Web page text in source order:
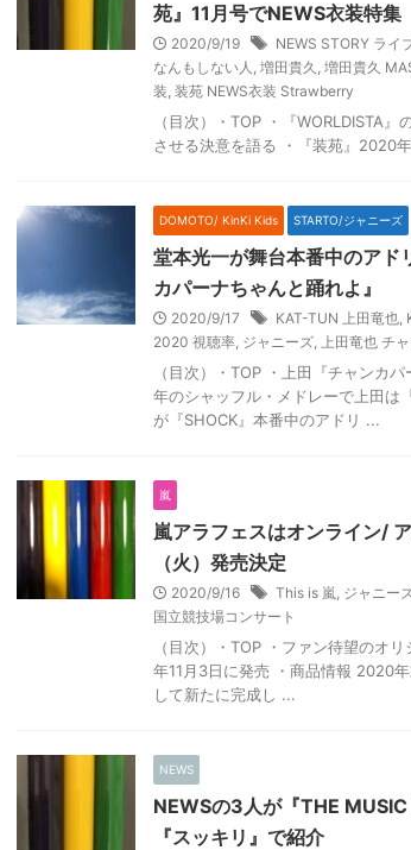
苑』11月号でNEWS衣装特集
2020/9/19 NEWS STORY ライ
なんもしない人 , 増田貴久 , 増田貴久
装, 装苑 NEWS衣装 Strawberry
（目次）・TOP ・『WORLDISTA
させる決意を語る ・『装苑』2020
DOMOTO/ KinKi Kids STARTO/ジャニーズ
堂本光一が舞台本番中のア
カパーナちゃんと踊れよ』
2020/9/17 KAT-TUN 上田竜也,
2020 視聴率, ジャニーズ, 上田竜也 チ
（目次）・TOP ・上田『チャンカ
年のシャッフル・メドレーで上田は
が『SHOCK』本番中のアドリ ...
嵐
嵐アラフェスはオンライン/
（火）発売決定
2020/9/16 This is 嵐, ジャニー
国立競技場コンサート
（目次）・TOP ・ファン待望のオ
年11月3日に発売 ・商品情報 2020
して新たに完成し ...
NEWS
NEWSの3人が『THE
『スッキリ』で紹介